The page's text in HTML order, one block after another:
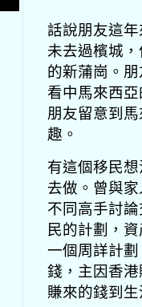
話說朋友這
未去過檳城
的新蒲崗。
看中馬來西
朋友留意到
趣。
有這個移民
去做。曾與
不同高手討
民的計劃，
一個周詳計
錢，主因香
賺來的錢到